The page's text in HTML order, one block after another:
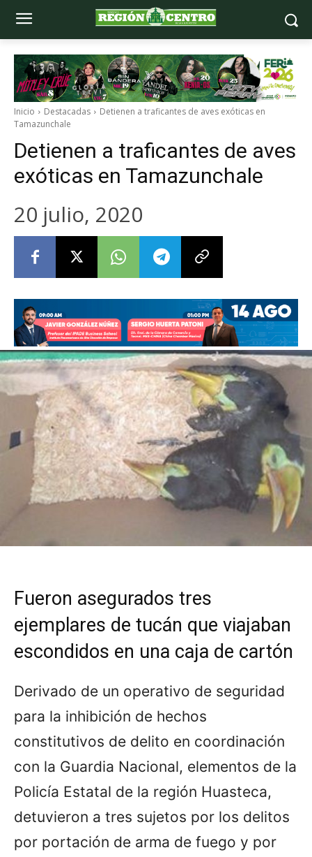
Inicio Destacadas
Detienen a traficantes de aves exóticas en
Tamazunchale
Detienen a traficantes de aves
exóticas en Tamazunchale
20 julio, 2020
Fueron asegurados tres
ejemplares de tucán que viajaban
escondidos en una caja de cartón
Derivado de un operativo de seguridad
para la inhibición de hechos
constitutivos de delito en coordinación
con la Guardia Nacional, elementos de la
Policía Estatal de la región Huasteca,
detuvieron a tres sujetos por los delitos
por portación de arma de fuego y por